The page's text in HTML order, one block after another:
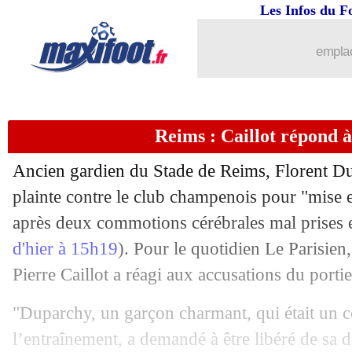
Les Infos du
Reims : Caillot répond
Ancien gardien du Stade de Reims, Florent
plainte contre le club champenois pour "mise
après deux commotions cérébrales mal prises
d'hier à 15h19). Pour le quotidien Le
Pierre Caillot a réagi aux accusations du
"Duparchy, un garçon charmant, qui était un
l’entraînement, a demandé à être libéré de sa
Rennes : du temps de jeu pour
29/09 Lyon: Grosso va titulariser Cherki à
29/09 Nice: Beka Beka hors de danger
29/09 PSG: L. Enrique - "Barcola, un
29/09 PSG : Mbappé est disponible pour
29/09 Aston Villa: un problème de
29/09 PSG : Enrique a métamorphosé